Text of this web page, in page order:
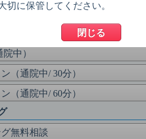
歳以上）
中）
（通院中/ 30分）
（通院中/ 60分）
無料相談
切に保管してください。
閉じる